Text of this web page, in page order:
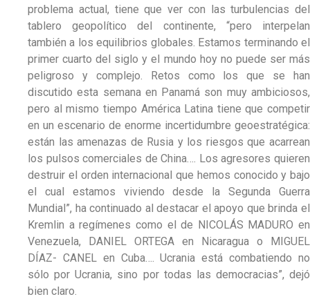
problema actual, tiene que ver con las turbulencias del
tablero geopolítico del continente, “pero interpelan
también a los equilibrios globales. Estamos terminando el
primer cuarto del siglo y el mundo hoy no puede ser más
peligroso y complejo. Retos como los que se han
discutido esta semana en Panamá son muy ambiciosos,
pero al mismo tiempo América Latina tiene que competir
en un escenario de enorme incertidumbre geoestratégica:
están las amenazas de Rusia y los riesgos que acarrean
los pulsos comerciales de China…. Los agresores quieren
destruir el orden internacional que hemos conocido y bajo
el cual estamos viviendo desde la Segunda Guerra
Mundial”, ha continuado al destacar el apoyo que brinda el
Kremlin a regímenes como el de NICOLÁS MADURO en
Venezuela, DANIEL ORTEGA en Nicaragua o MIGUEL
DÍAZ- CANEL en Cuba…. Ucrania está combatiendo no
sólo por Ucrania, sino por todas las democracias”, dejó
bien claro.